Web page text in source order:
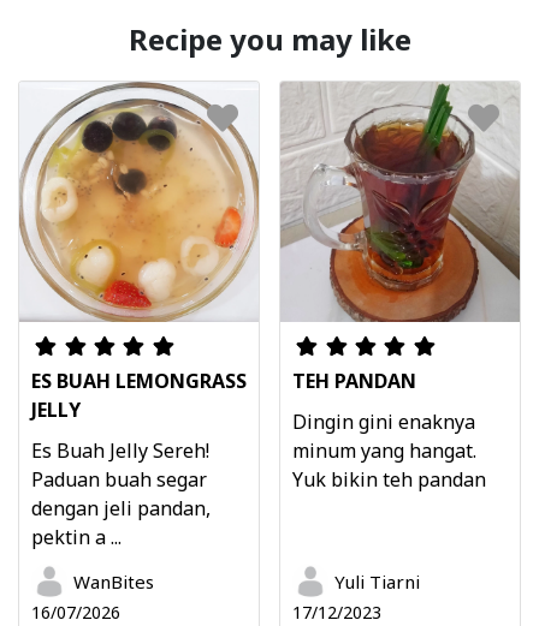
Recipe you may like
ES BUAH LEMONGRASS
JELLY
Es Buah Jelly Sereh!
Paduan buah segar
dengan jeli pandan,
pektin a ...
WanBites
16/07/2026
TEH PANDAN
Dingin gini enaknya
minum yang hangat.
Yuk bikin teh pandan
Yuli Tiarni
17/12/2023